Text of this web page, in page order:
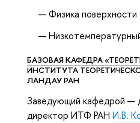
Физика поверхности
БАЗОВАЯ КАФЕДРА
ИНСТИТУТА
ЛАНДАУ РАН
Заведующий кафедрой —
директор ИТФ РАН И.В.